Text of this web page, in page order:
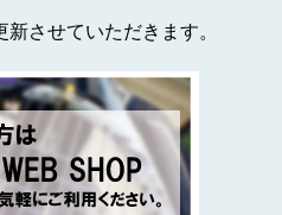
させていただきます。